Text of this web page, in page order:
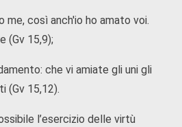
me, così anch'io ho amato voi.
(Gv 15,9);
che vi amiate gli uni gli
(Gv 15,12).
l’esercizio delle virtù